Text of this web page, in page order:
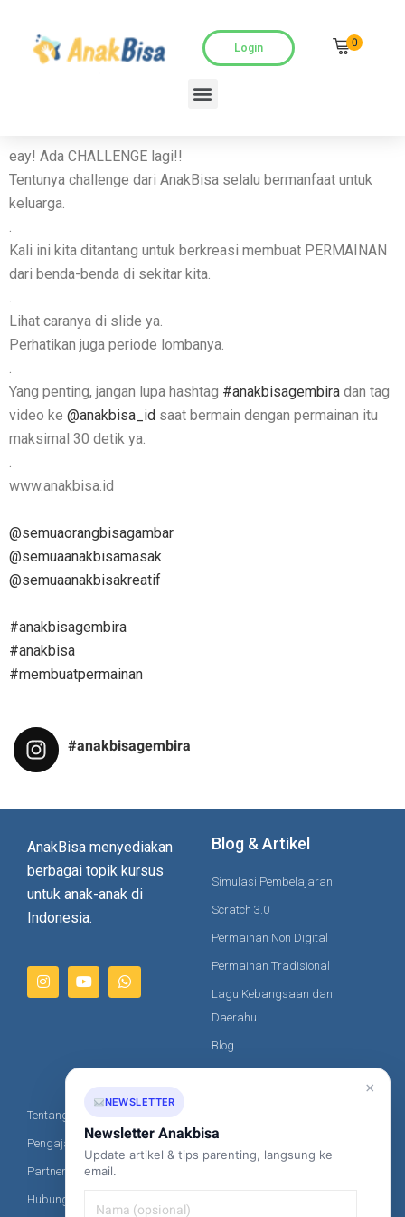
Login 0
eay! Ada CHALLENGE lagi!!
Tentunya challenge dari AnakBisa selalu bermanfaat untuk
keluarga.
Kali ini kita ditantang untuk berkreasi membuat PERMAINAN
dari benda-benda di sekitar kita.
Lihat caranya di slide ya.
Perhatikan juga periode lombanya.
Yang penting, jangan lupa hashtag #anakbisagembira dan tag
video ke @anakbisa_id saat bermain dengan permainan itu
maksimal 30 detik ya.
www.anakbisa.id
@semuaorangbisagambar
@semuaanakbisamasak
@semuaanakbisakreatif
#anakbisagembira
#anakbisa
#membuatpermainan
#anakbisagembira
AnakBisa menyediakan
berbagai topik kursus
untuk anak-anak di
Indonesia.
Blog & Artikel
Simulasi Pembelajaran
Scratch 3.0
Permainan Non Digital
Permainan Tradisional
Lagu Kebangsaan dan
Daerahu
Blog
Tentang Kami
Pengajar Kami
Partner
Hubungi Kami
Kontak Kami
×
NEWSLETTER
Newsletter Anakbisa
Update artikel & tips parenting, langsung ke
email.